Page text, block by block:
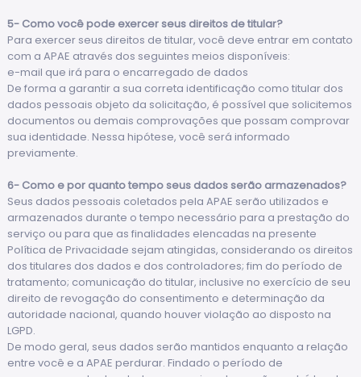
5- Como você pode exercer seus direitos de titular?
Para exercer seus direitos de titular, você deve entrar em contato
com a APAE através dos seguintes meios disponíveis:
e-mail que irá para o encarregado de dados
De forma a garantir a sua correta identificação como titular dos
dados pessoais objeto da solicitação, é possível que solicitemos
documentos ou demais comprovações que possam comprovar
sua identidade. Nessa hipótese, você será informado
previamente.
6- Como e por quanto tempo seus dados serão armazenados?
Seus dados pessoais coletados pela APAE serão utilizados e
armazenados durante o tempo necessário para a prestação do
serviço ou para que as finalidades elencadas na presente
Política de Privacidade sejam atingidas, considerando os direitos
dos titulares dos dados e dos controladores; fim do período de
tratamento; comunicação do titular, inclusive no exercício de seu
direito de revogação do consentimento e determinação da
autoridade nacional, quando houver violação ao disposto na
LGPD.
De modo geral, seus dados serão mantidos enquanto a relação
entre você e a APAE perdurar. Findado o período de